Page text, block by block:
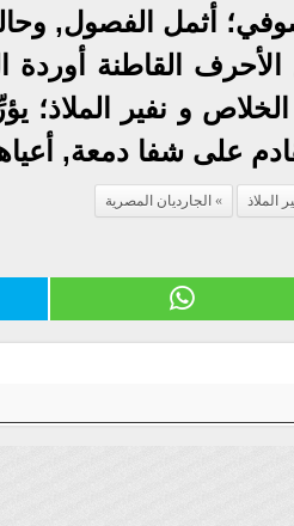
أثمل الفصول,
القاطنة أوردة
و نفير الملاذ؛
على شفا دمعة,
الملاذ الجارديان المصرية